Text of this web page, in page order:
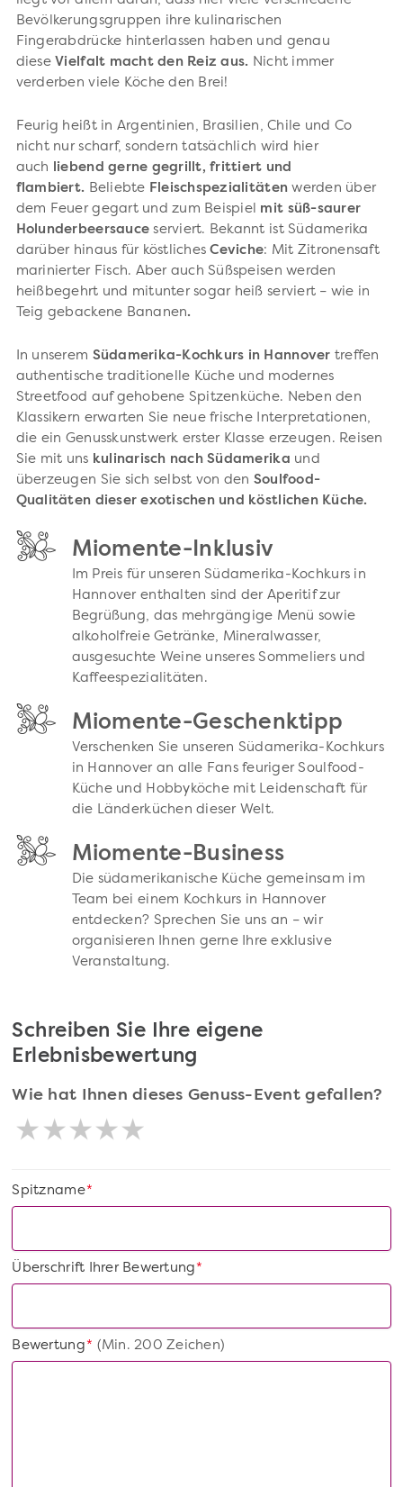
Bevölkerungsgruppen ihre kulinarischen
Fingerabdrücke hinterlassen haben und genau
diese Vielfalt macht den Reiz aus. Nicht immer
verderben viele Köche den Brei!
Feurig heißt in Argentinien, Brasilien, Chile und Co
nicht nur scharf, sondern tatsächlich wird hier
auch liebend gerne gegrillt, frittiert und
flambiert. Beliebte Fleischspezialitäten werden über
dem Feuer gegart und zum Beispiel mit süß-saurer
Holunderbeersauce serviert. Bekannt ist Südamerika
darüber hinaus für köstlichesCeviche: Mit Zitronensaft
marinierter Fisch. Aber auch Süßspeisen werden
heißbegehrt und mitunter sogar heiß serviert – wie in
Teig gebackene Bananen.
In unserem Südamerika-Kochkurs in Hannover treffen
authentische traditionelle Küche und modernes
Streetfood auf gehobene Spitzenküche. Neben den
Klassikern erwarten Sie neue frische Interpretationen,
die ein Genusskunstwerk erster Klasse erzeugen. Reisen
Sie mit uns kulinarisch nach Südamerika und
überzeugen Sie sich selbst von den Soulfood-
Qualitäten dieser exotischen und köstlichen Küche.
Miomente-Inklusiv
Im Preis für unseren Südamerika-Kochkurs in
Hannover enthalten sind der Aperitif zur
Begrüßung, das mehrgängige Menü sowie
alkoholfreie Getränke, Mineralwasser,
ausgesuchte Weine unseres Sommeliers und
Kaffeespezialitäten.
Miomente-Geschenktipp
Verschenken Sie unseren Südamerika-Kochkurs
in Hannover an alle Fans feuriger Soulfood-
Küche und Hobbyköche mit Leidenschaft für
die Länderküchen dieser Welt.
Miomente-Business
Die südamerikanische Küche gemeinsam im
Team bei einem Kochkurs in Hannover
entdecken? Sprechen Sie uns an – wir
organisieren Ihnen gerne Ihre exklusive
Veranstaltung.
Schreiben Sie Ihre eigene
Erlebnisbewertung
Wie hat Ihnen dieses Genuss-Event gefallen?
*
Spitzname
*
Überschrift Ihrer Bewertung
*
Bewertung(Min. 200 Zeichen)